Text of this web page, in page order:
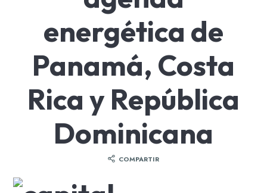
energética de
Panamá, Costa
Rica y República
Dominicana
COMPARTIR